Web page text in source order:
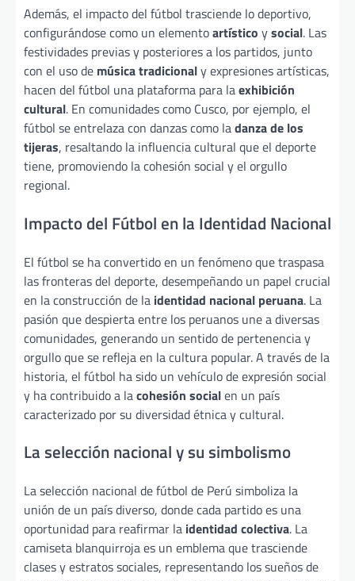
Además, el impacto del fútbol trasciende lo deportivo,
configurándose como un elementoartístico ysocial. Las
festividades previas y posteriores a los partidos, junto
con el uso de música tradicionaly expresiones artísticas,
hacen del fútbol una plataforma para laexhibición
cultural. En comunidades como Cusco, por ejemplo, el
fútbol se entrelaza con danzas como ladanza de los
tijeras, resaltando la influencia cultural que el deporte
tiene, promoviendo la cohesión social y el orgullo
regional.
Impacto del Fútbol en la Identidad Nacional
El fútbol se ha convertido en un fenómeno que traspasa
las fronteras del deporte, desempeñando un papel crucial
en la construcción de la identidad nacional peruana. La
pasión que despierta entre los peruanos une a diversas
comunidades, generando un sentido de pertenencia y
orgullo que se refleja en la cultura popular. A través de la
historia, el fútbol ha sido un vehículo de expresión social
y ha contribuido a lacohesión socialen un país
caracterizado por su diversidad étnica y cultural.
La selección nacional y su simbolismo
La selección nacional de fútbol de Perú simboliza la
unión de un país diverso, donde cada partido es una
oportunidad para reafirmar la identidad colectiva. La
camiseta blanquirroja es un emblema que trasciende
clases y estratos sociales, representando los sueños de